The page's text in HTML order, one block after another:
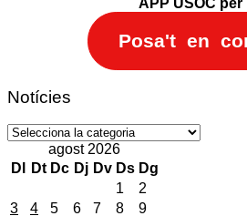
APP USOC per
Posa't en
Notícies
Notícies
agost 2026
Dl
Dt Dc Dj Dv Ds Dg
1
2
3
4 5 6 7 8
9